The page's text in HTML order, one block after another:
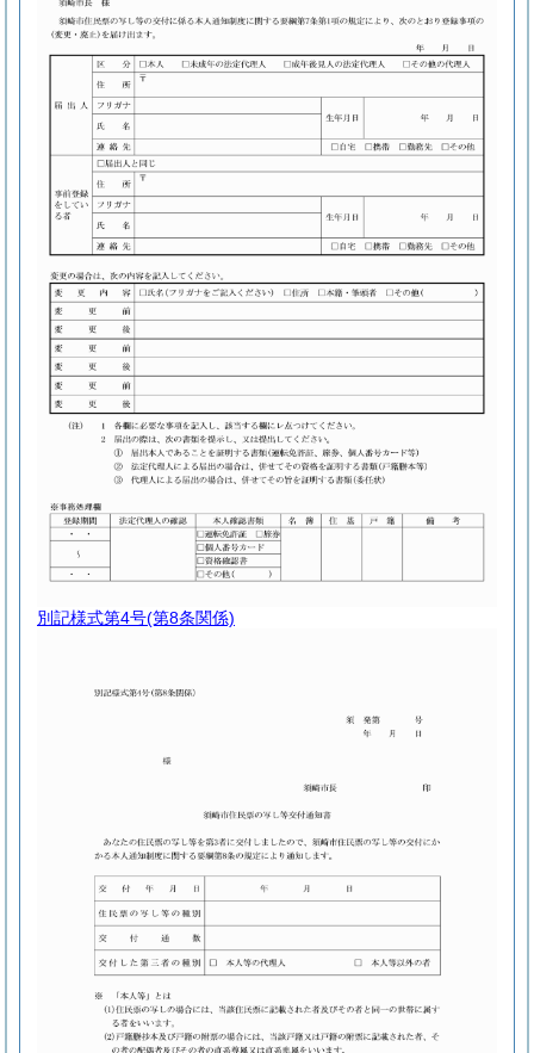
別記様式第4号(第8条関係)